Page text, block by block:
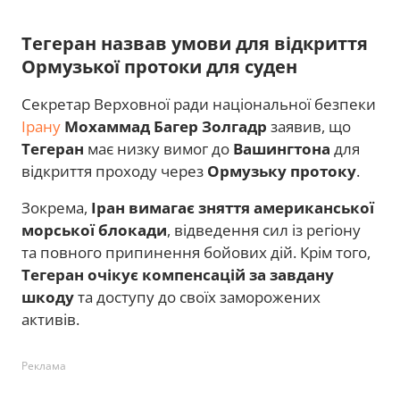
Тегеран назвав умови для відкриття
Ормузької протоки для суден
Секретар Верховної ради національної безпеки
Ірану Мохаммад Багер Золгадр заявив, що
Тегеран має низку вимог до Вашингтона для
відкриття проходу через Ормузьку протоку.
Зокрема, Іран вимагає зняття американської
морської блокади, відведення сил із регіону
та повного припинення бойових дій. Крім того,
Тегеран очікує компенсацій за завдану
шкодута доступу до своїх заморожених
активів.
Реклама